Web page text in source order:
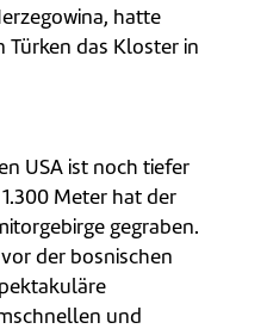
hatte
Türken das Kloster in
USA ist noch tiefer
Meter hat der
gegraben.
der bosnischen
und